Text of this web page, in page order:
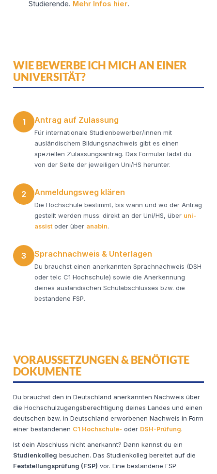
Studierende. Mehr Infos hier.
WIE BEWERBE ICH MICH AN EINER
UNIVERSITÄT?
1 Antrag auf Zulassung
Für internationale Studienbewerber/innen mit
ausländischem Bildungsnachweis gibt es einen
speziellen Zulassungsantrag. Das Formular lädst du
von der Seite der jeweiligen Uni/HS herunter.
2 Anmeldungsweg klären
Die Hochschule bestimmt, bis wann und wo der Antrag
gestellt werden muss: direkt an der Uni/HS, über uni-
assist oder über anabin.
3 Sprachnachweis & Unterlagen
Du brauchst einen anerkannten Sprachnachweis (DSH
oder telc C1 Hochschule) sowie die Anerkennung
deines ausländischen Schulabschlusses bzw. die
bestandene FSP.
VORAUSSETZUNGEN & BENÖTIGTE
DOKUMENTE
Du brauchst den in Deutschland anerkannten Nachweis über
die Hochschulzugangsberechtigung deines Landes und einen
deutschen bzw. in Deutschland erworbenen Nachweis in Form
einer bestandenen C1 Hochschule- oder DSH-Prüfung.
Ist dein Abschluss nicht anerkannt? Dann kannst du ein
Studienkolleg besuchen. Das Studienkolleg bereitet auf die
Feststellungsprüfung (FSP) vor. Eine bestandene FSP